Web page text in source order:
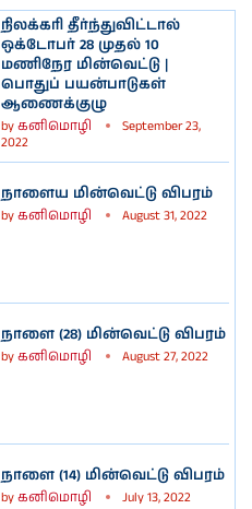
நிலக்கரி தீர்ந்துவிட்டால்
ஒக்டோபர் 28 முதல் 10
மணிநேர மின்வெட்டு |
பொதுப் பயன்பாடுகள்
ஆணைக்குழு
byகனிமொழி
September 23,
2022
நாளைய மின்வெட்டு விபரம்
byகனிமொழி August 31, 2022
நாளை (28) மின்வெட்டு விபரம்
byகனிமொழி August 27, 2022
நாளை (14) மின்வெட்டு விபரம்
byகனிமொழி July 13, 2022